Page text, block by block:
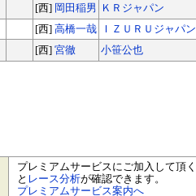
[西] 岡田稲男
ＫＲジャパン
[西] 高橋一哉
ＩＺＵＲＵジャパン
[西] 宮徹 小笹公也
プレミアムサービスにご加入して頂く
と レース分析が確認できます。
プレミアムサービス案内へ